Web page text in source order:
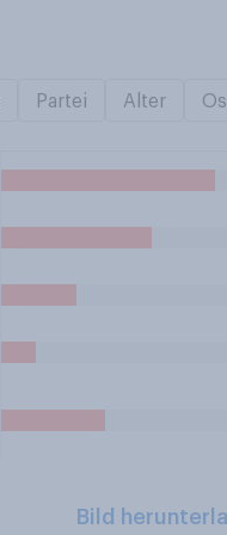
Partei Alter
Bild